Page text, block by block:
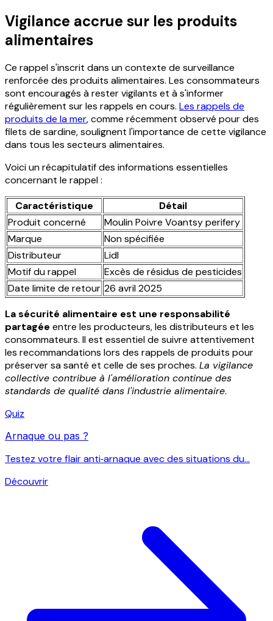
Vigilance accrue sur les produits
alimentaires
Ce rappel s'inscrit dans un contexte de surveillance
renforcée des produits alimentaires. Les consommateurs
sont encouragés à rester vigilants et à s'informer
régulièrement sur les rappels en cours. Les rappels de
produits de la mer, comme récemment observé pour des
filets de sardine, soulignent l'importance de cette vigilance
dans tous les secteurs alimentaires.
Voici un récapitulatif des informations essentielles
concernant le rappel :
Caractéristique
Détail
Produit concerné
Moulin Poivre Voantsy perifery
Marque
Non spécifiée
Distributeur
Lidl
Motif du rappel
Excès de résidus de pesticides
Date limite de retour 26 avril 2025
La sécurité alimentaire est une responsabilité
partagée entre les producteurs, les distributeurs et les
consommateurs. Il est essentiel de suivre attentivement
les recommandations lors des rappels de produits pour
préserver sa santé et celle de ses proches. La vigilance
collective contribue à l'amélioration continue des
standards de qualité dans l'industrie alimentaire.
Quiz
Arnaque ou pas ?
Testez votre flair anti‑arnaque avec des situations du...
Découvrir